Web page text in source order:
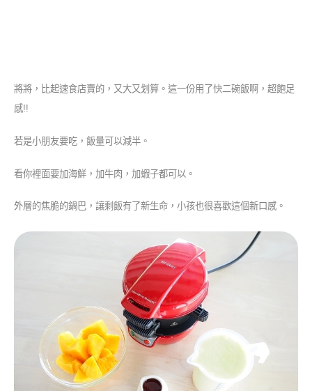
將將，比起速食店賣的，又大又划算。這一份用了快二碗飯啊，超飽足
感!!
若是小朋友要吃，飯量可以減半。
看你裡面要加海鮮，加牛肉，加蝦子都可以。
外層的焦脆的鍋巴，讓剩飯有了新生命，小孩也很喜歡這個新口感。